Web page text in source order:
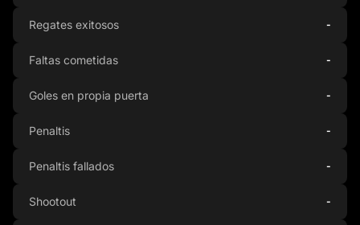
Regates exitosos -
Faltas cometidas -
Goles en propia puerta -
Penaltis -
Penaltis fallados -
Shootout -